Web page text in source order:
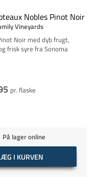
Nobles Pinot Noir
Vineyards
Noir med dyb frugt,
frisk syre fra Sonoma
pr. flaske
På lager online
I KURVEN